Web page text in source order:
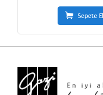
Sepete